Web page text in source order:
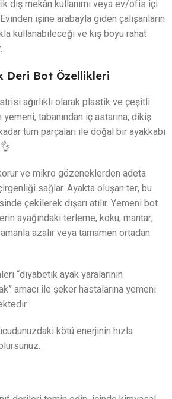
dış mekân kullanımı veya ev/ofis içi
işine arabayla giden çalışanların
kullanabileceği ve kış boyu rahat
Deri Bot Özellikleri
ağırlıklı olarak plastik ve çeşitli
tabanından iç astarına, dikiş
tüm parçaları ile doğal bir ayakkabı
ve mikro gözeneklerden adeta
sağlar. Ayakta oluşan ter, bu
çekilerek dışarı atılır. Yemeni bot
ayağındaki terleme, koku, mantar,
azalır veya tamamen ortadan
“diyabetik ayak yaralarının
amacı ile şeker hastalarına yemeni
kötü enerjinin hızla